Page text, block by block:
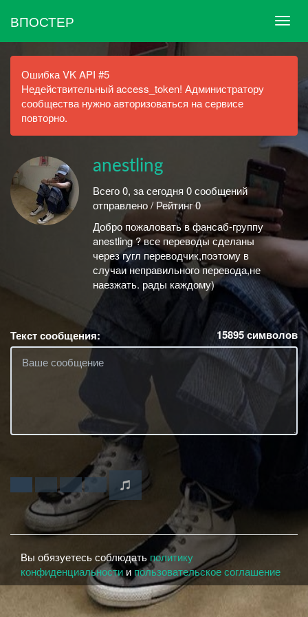
ВПОСТЕР
Ошибка VK API #5
Недействительный access_token! Администратору
сообщества нужно авторизоваться на сервисе
повторно.
anestling
Всего 0, за сегодня 0 сообщений
отправлено / Рейтинг 0
Добро пожаловать в фансаб-группу
anestling ? все переводы сделаны
через гугл переводчик,поэтому в
случаи неправильного перевода,не
наезжать. рады каждому)
Текст сообщения: 15895символов
Вы обязуетесь соблюдать политику
конфиденциальности и пользовательское соглашение